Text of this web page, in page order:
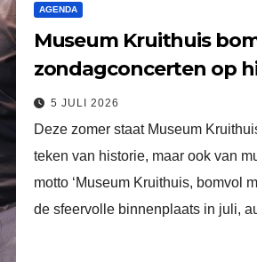
AGENDA
Museum Kruithuis
zondagconcerten op
binnenplaats
5 JULI 2026
Deze zomer staat Museum
teken van historie, maar ook van
motto ‘Museum Kruithuis, bomvol
de sfeervolle binnenplaats in juli,